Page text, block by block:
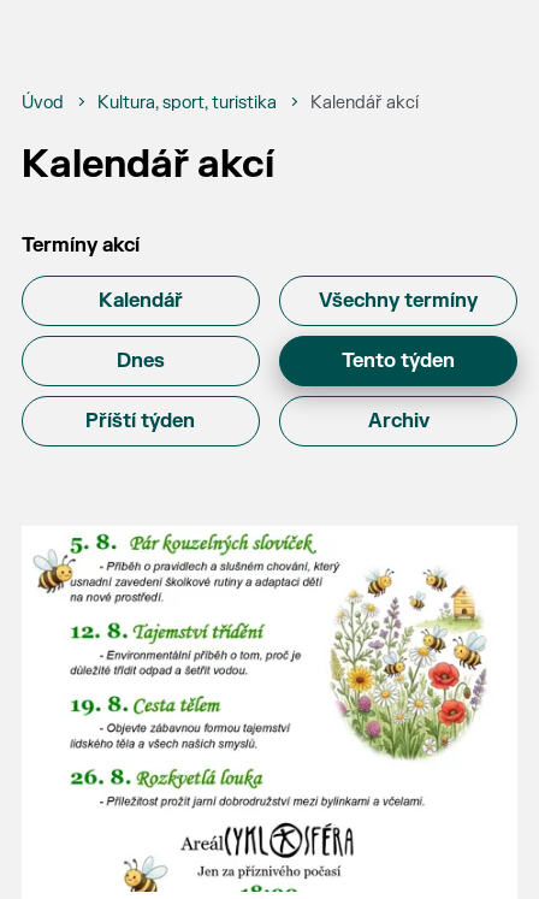
Úvod Kultura, sport, turistika Kalendář akcí
Kalendář akcí
Termíny akcí
Kalendář Všechny termíny
Dnes Tento týden
Příští týden Archiv